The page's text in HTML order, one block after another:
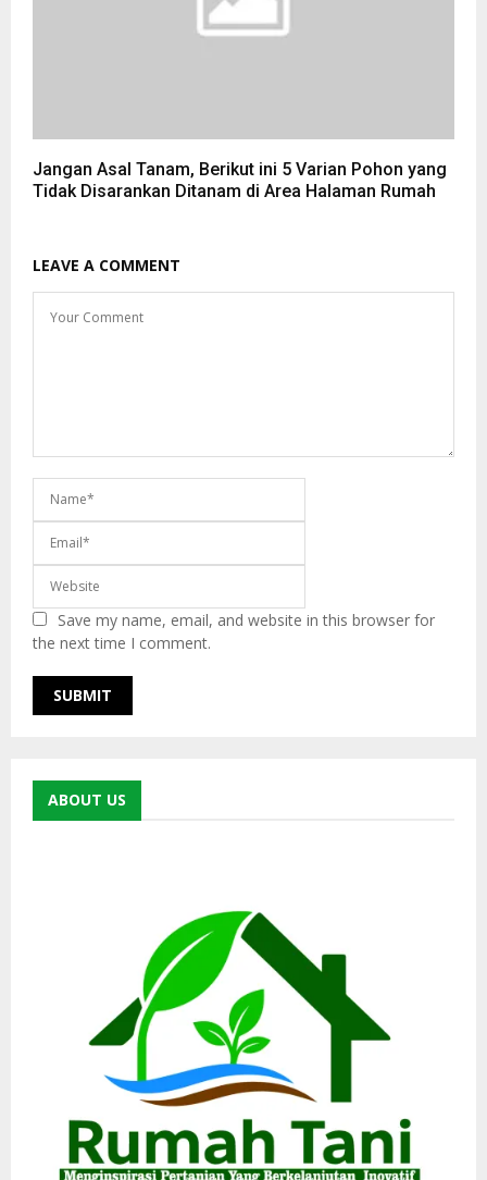
Jangan Asal Tanam, Berikut ini 5 Varian Pohon yang
Tidak Disarankan Ditanam di Area Halaman Rumah
LEAVE A COMMENT
Save my name, email, and website in this browser for
the next time I comment.
ABOUT US